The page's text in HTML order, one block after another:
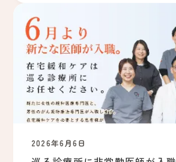
2026年6月6日